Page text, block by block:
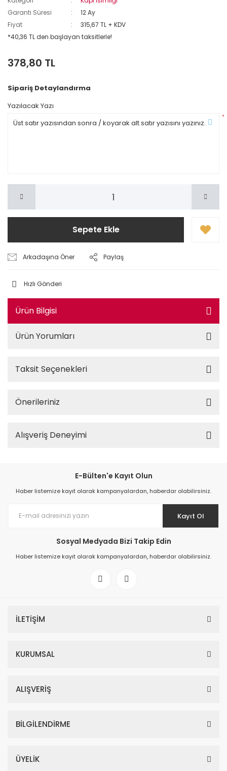
Garanti Süresi
12 Ay
Fiyat
315,67 TL + KDV
*40,36 TL den başlayan taksitlerle!
378,80 TL
Sipariş Detaylandırma
Yazılacak Yazı
*
Sepete Ekle
Arkadaşına Öner Paylaş
Hızlı Gönderi
Ürün Bilgisi
Ürün Yorumları
Taksit Seçenekleri
Önerileriniz
Alışveriş Deneyimi
E-Bülten'e Kayıt Olun
Haber listemize kayıt olarak kampanyalardan, haberdar olabilirsiniz.
Kayıt Ol
Sosyal Medyada Bizi Takip Edin
Haber listemize kayıt olarak kampanyalardan, haberdar olabilirsiniz.
İLETİŞİM
KURUMSAL
ALIŞVERİŞ
BİLGİLENDİRME
ÜYELİK